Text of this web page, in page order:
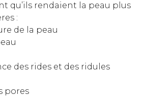
qu’ils rendaient la peau plus
:
de la peau
des rides et des ridules
pores